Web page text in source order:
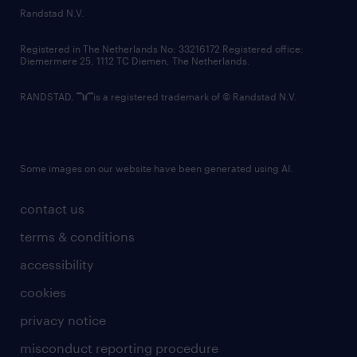
country websites
contact us
terms & conditions
accessibility
cookies
privacy notice
misconduct reporting procedure
Randstad N.V.
Registered in The Netherlands No: 33216172 Registered office:
Diemermere 25, 1112 TC Diemen, The Netherlands.
RANDSTAD, is a registered trademark of © Randstad N.V.
Some images on our website have been generated using AI.